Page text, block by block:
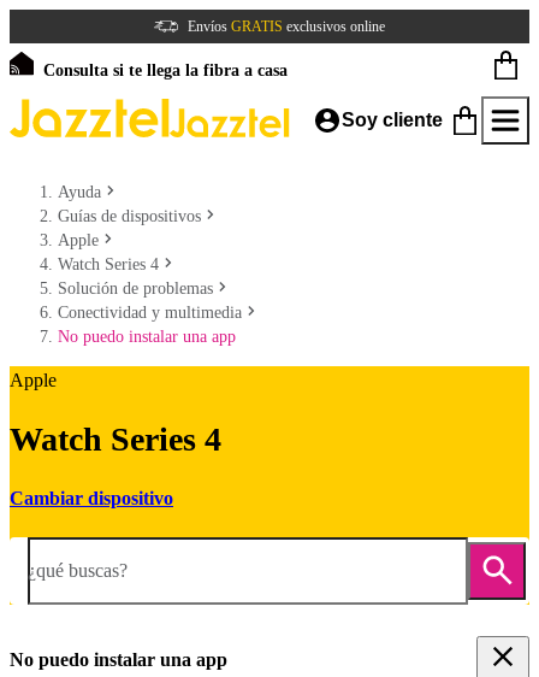
Envíos GRATIS exclusivos online
Consulta si te llega la fibra a casa
Soy cliente
Ayuda
Guías de dispositivos
Apple
Watch Series 4
Solución de problemas
Conectividad y multimedia
No puedo instalar una app
Apple
Watch Series 4
Cambiar dispositivo
¿qué buscas?
No puedo instalar una app